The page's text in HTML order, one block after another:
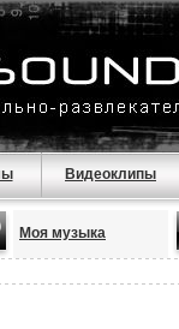
Видеоклипы
Моя музыка